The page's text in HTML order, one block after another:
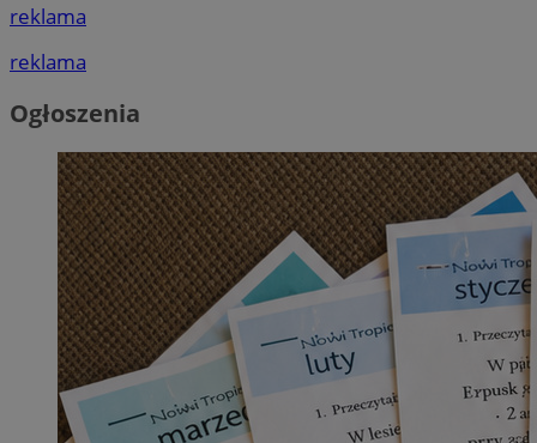
reklama
reklama
Ogłoszenia